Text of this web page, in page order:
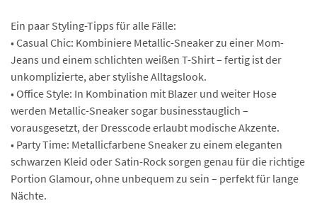
Ein paar Styling-Tipps für alle Fälle:
• Casual Chic: Kombiniere Metallic-Sneaker zu einer Mom-
Jeans und einem schlichten weißen T-Shirt – fertig ist der
unkomplizierte, aber stylishe Alltagslook.
• Office Style: In Kombination mit Blazer und weiter Hose
werden Metallic-Sneaker sogar businesstauglich –
vorausgesetzt, der Dresscode erlaubt modische Akzente.
• Party Time: Metallicfarbene Sneaker zu einem eleganten
schwarzen Kleid oder Satin-Rock sorgen genau für die richtige
Portion Glamour, ohne unbequem zu sein – perfekt für lange
Nächte.